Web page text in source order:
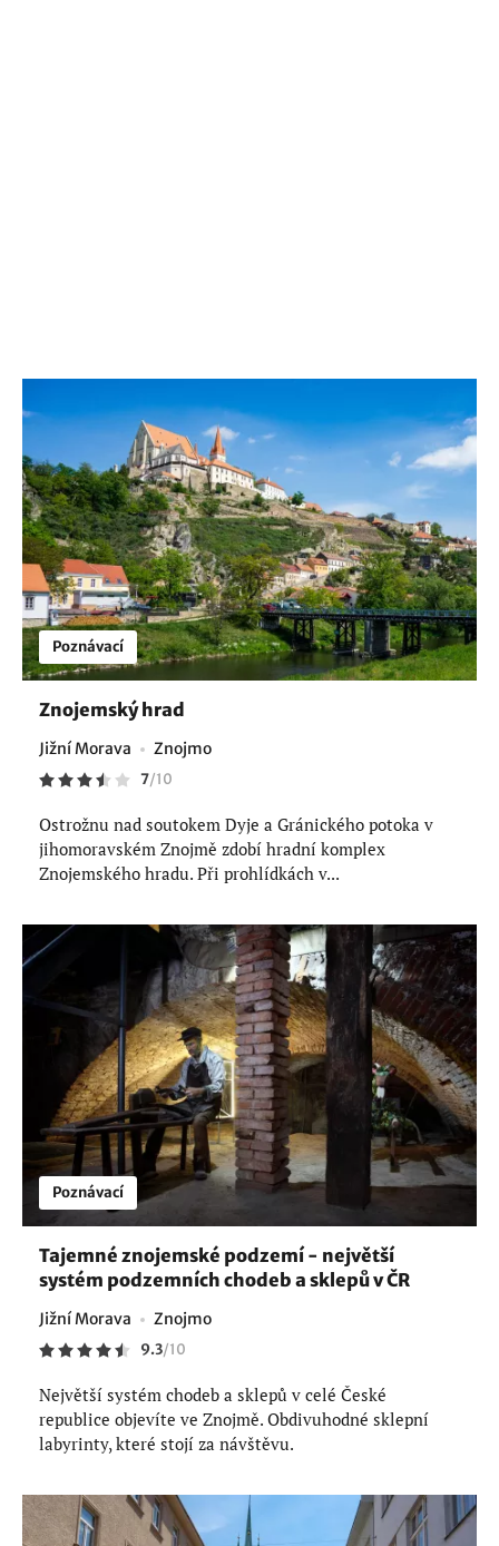
Poznávací
Znojemský hrad
Jižní Morava Znojmo
7/10
Ostrožnu nad soutokem Dyje a Gránického potoka v
jihomoravském Znojmě zdobí hradní komplex
Znojemského hradu. Při prohlídkách v...
Poznávací
Tajemné znojemské podzemí - největší
systém podzemních chodeb a sklepů v ČR
Jižní Morava Znojmo
9.3/10
Největší systém chodeb a sklepů v celé České
republice objevíte ve Znojmě. Obdivuhodné sklepní
labyrinty, které stojí za návštěvu.